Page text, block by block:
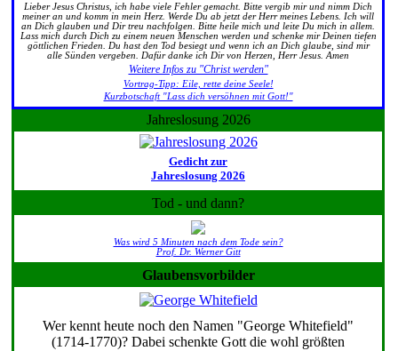
Lieber Jesus Christus, ich habe viele Fehler gemacht. Bitte vergib mir und nimm Dich
meiner an und komm in mein Herz. Werde Du ab jetzt der Herr meines Lebens. Ich will
an Dich glauben und Dir treu nachfolgen. Bitte heile mich und leite Du mich in allem.
Lass mich durch Dich zu einem neuen Menschen werden und schenke mir Deinen tiefen
göttlichen Frieden. Du hast den Tod besiegt und wenn ich an Dich glaube, sind mir
alle Sünden vergeben. Dafür danke ich Dir von Herzen, Herr Jesus. Amen
Weitere Infos zu "Christ werden"
Vortrag-Tipp: Eile, rette deine Seele!
Kurzbotschaft "Lass dich versöhnen mit Gott!"
Jahreslosung 2026
Gedicht zur
Jahreslosung 2026
Tod - und dann?
Was wird 5 Minuten nach dem Tode sein?
Prof. Dr. Werner Gitt
Glaubensvorbilder
Wer kennt heute noch den Namen "George Whitefield"
(1714-1770)? Dabei schenkte Gott die wohl größten